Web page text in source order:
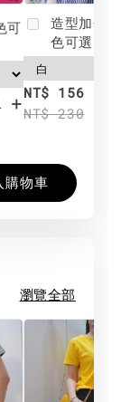
可
+
造型加分
色可選)
NT$ 156
NT$ 230
購物車
瀏覽全部